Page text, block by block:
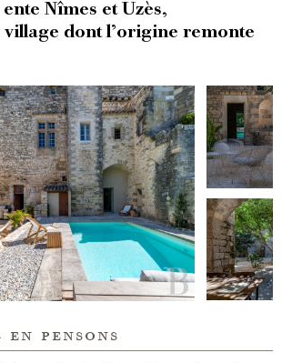
Nîmes et Uzès,
village dont l’origine remonte
en pensons